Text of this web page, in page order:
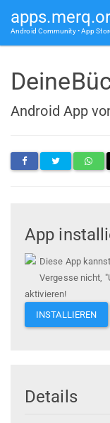
Android Community • App
Android App
App
Diese App
Vergesse nicht,
aktivieren!
INSTALLIEREN
Details